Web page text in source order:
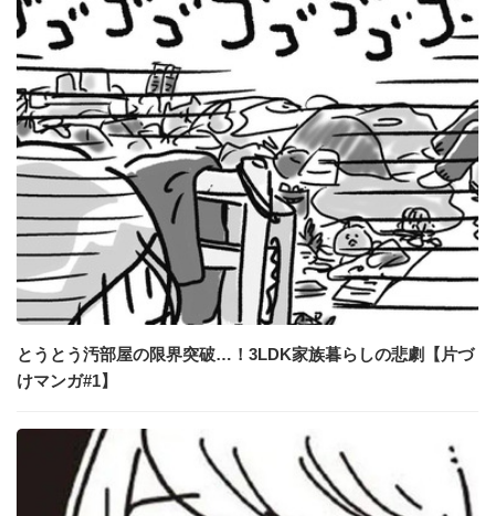
とうとう汚部屋の限界突破…！3LDK家族暮らしの悲劇【片づ
けマンガ#1】